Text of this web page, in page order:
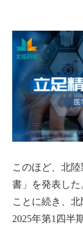
このほど、北陸
書」を発表した
ことに続き、北
2025年第1四半